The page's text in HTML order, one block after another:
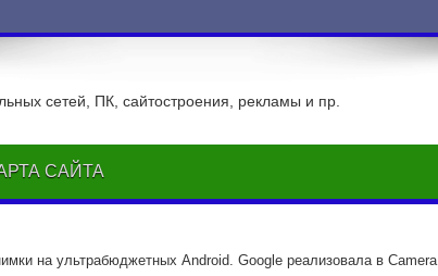
сетей, ПК, сайтостроения, рекламы и пр.
САЙТА
на ультрабюджетных Android. Google реализовала в Camera